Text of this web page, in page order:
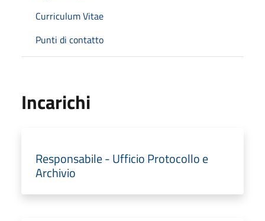
Curriculum Vitae
Punti di contatto
Incarichi
Responsabile - Ufficio Protocollo e
Archivio